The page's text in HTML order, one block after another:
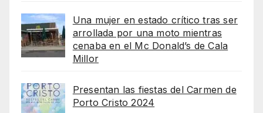
Una mujer en estado crítico tras ser
arrollada por una moto mientras
cenaba en el Mc Donald’s de Cala
Millor
Presentan las fiestas del Carmen de
Porto Cristo 2024